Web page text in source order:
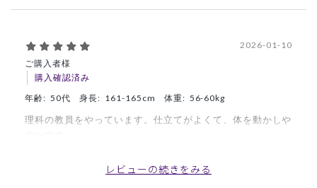
ご購入者様
購入確認済み
2026-01-10
年齢: 50代 身長: 161-165cm 体重: 56-60kg
理科の教員をやっています。仕立てがよくて、体を動かしや
レビューの続きをみる